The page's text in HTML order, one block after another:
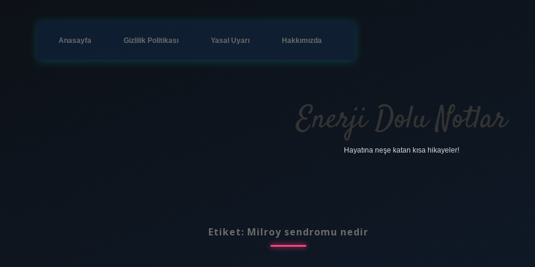
Anasayfa Gizlilik Politikası Yasal Uyarı Hakkımızda
Enerji Dolu Notlar
Hayatına neşe katan kısa hikayeler!
Etiket: Milroy sendromu nedir